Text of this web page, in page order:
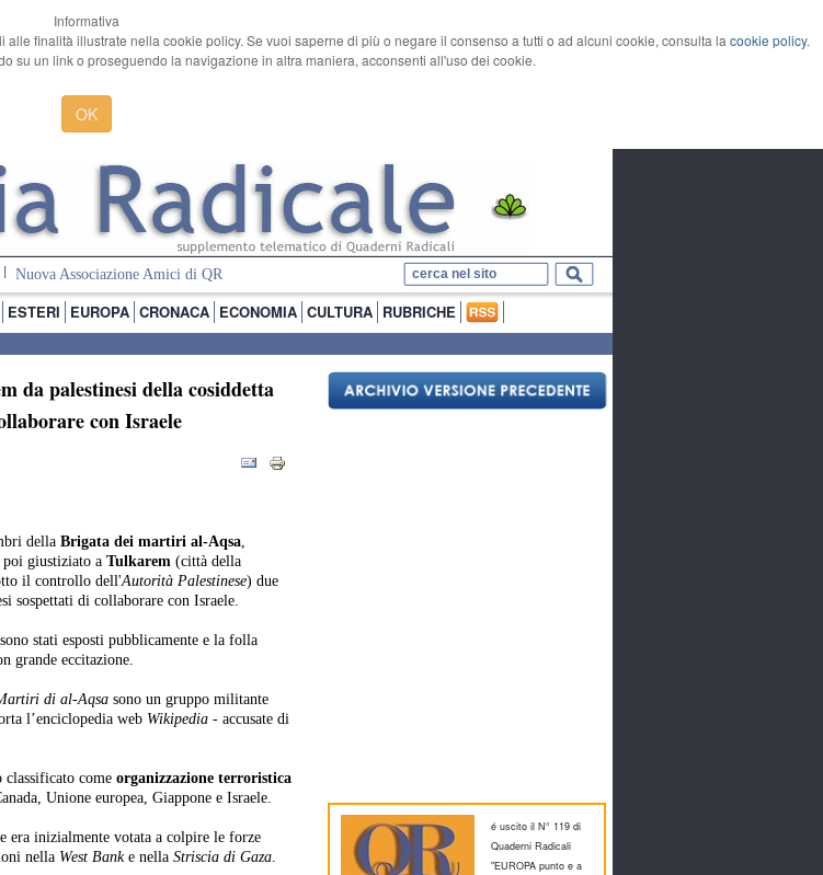
Informativa
finalità illustrate nella cookie policy. Se vuoi saperne di più o negare il consenso a tutti o ad alcuni cookie, consulta la cookie policy.
su un link o proseguendo la navigazione in altra maniera, acconsenti all'uso dei cookie.
OK
Nuova Associazione Amici di QR
ESTERI EUROPA CRONACA ECONOMIA CULTURA RUBRICHE
da palestinesi della cosiddetta
con Israele
della Brigata dei martiri al-Aqsa,
giustiziato a Tulkarem (città della
il controllo dell'Autorità Palestinese) due
sospettati di collaborare con Israele.
stati esposti pubblicamente e la folla
grande eccitazione.
di al-Aqsa sono un gruppo militante
l’enciclopedia web Wikipedia - accusate di
classificato come organizzazione terroristica
Unione europea, Giappone e Israele.
era inizialmente votata a colpire le forze
nella West Banke nella Striscia di Gaza.
é uscito il N° 119 di
Quaderni Radicali
"EUROPA punto e a